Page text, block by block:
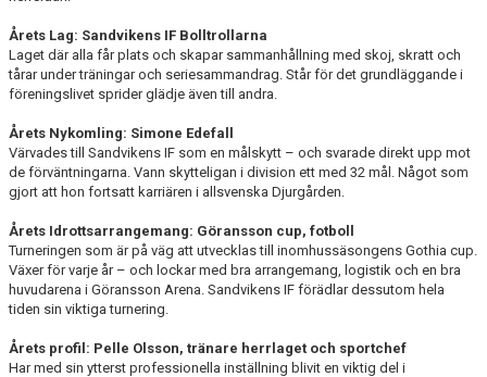
Årets Lag: Sandvikens IF Bolltrollarna
Laget där alla får plats och skapar sammanhållning med skoj, skratt och
tårar under träningar och seriesammandrag. Står för det grundläggande i
föreningslivet sprider glädje även till andra.
Årets Nykomling: Simone Edefall
Värvades till Sandvikens IF som en målskytt – och svarade direkt upp mot
de förväntningarna. Vann skytteligan i division ett med 32 mål. Något som
gjort att hon fortsatt karriären i allsvenska Djurgården.
Årets Idrottsarrangemang: Göransson cup, fotboll
Turneringen som är på väg att utvecklas till inomhussäsongens Gothia cup.
Växer för varje år – och lockar med bra arrangemang, logistik och en bra
huvudarena i Göransson Arena. Sandvikens IF förädlar dessutom hela
tiden sin viktiga turnering.
Årets profil: Pelle Olsson, tränare herrlaget och sportchef
Har med sin ytterst professionella inställning blivit en viktig del i